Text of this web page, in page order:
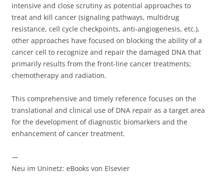
intensive and close scrutiny as potential approaches to
treat and kill cancer (signaling pathways, multidrug
resistance, cell cycle checkpoints, anti-angiogenesis, etc.),
other approaches have focused on blocking the ability of a
cancer cell to recognize and repair the damaged DNA that
primarily results from the front-line cancer treatments;
chemotherapy and radiation.
This comprehensive and timely reference focuses on the
translational and clinical use of DNA repair as a target area
for the development of diagnostic biomarkers and the
enhancement of cancer treatment.
—
Neu im Uninetz: eBooks von Elsevier